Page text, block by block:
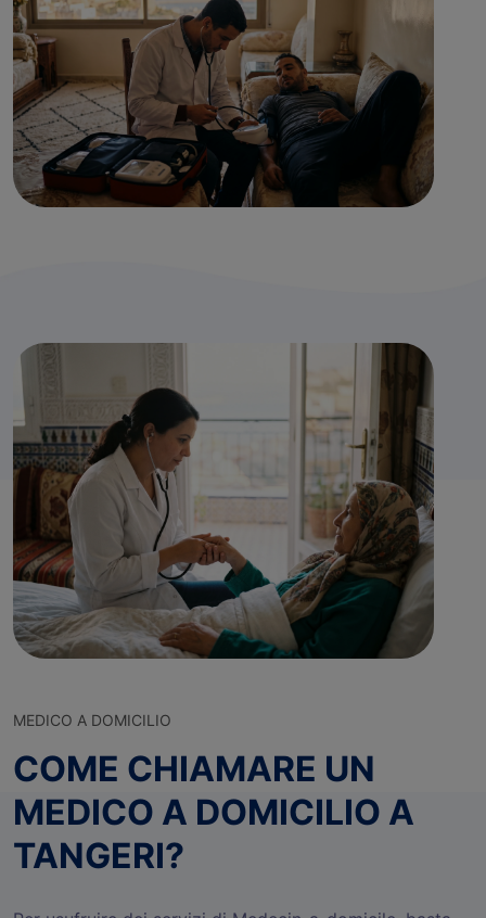
MEDICO A DOMICILIO
COME CHIAMARE UN
MEDICO A DOMICILIO A
TANGERI?